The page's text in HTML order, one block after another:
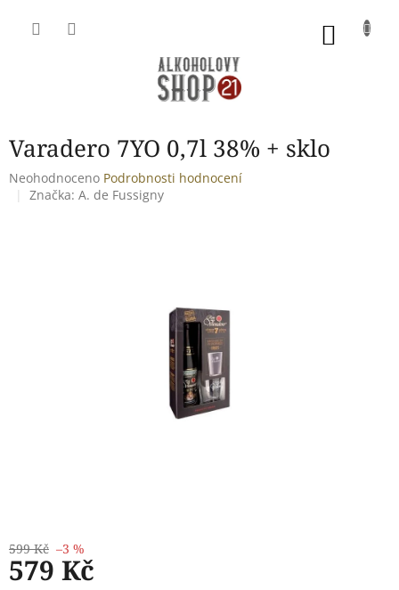
Varadero 7YO 0,7l 38% + sklo
Průměrné
hodnocení
Neohodnoceno Podrobnosti hodnocení
Značka: A. de Fussigny
599 Kč –3 %
579 Kč